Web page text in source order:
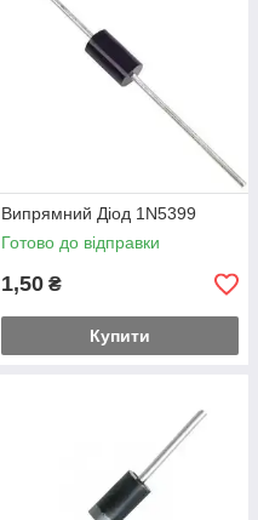
Випрямний Діод 1N5399
Готово до відправки
1,50 ₴
Купити